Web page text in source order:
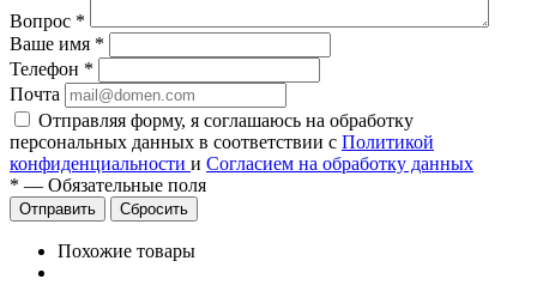
Вопрос *
Ваше имя *
Телефон *
Почта
Отправляя форму, я соглашаюсь на обработку
персональных данных в соответствии с Политикой
конфиденциальности и Согласием на обработку данных
* — Обязательные поля
Сбросить
Похожие товары